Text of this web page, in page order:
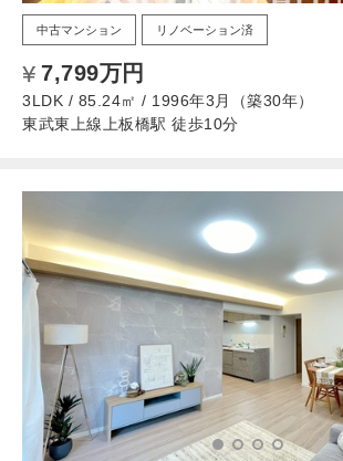
中古マンション リノベーション済
7,799万円
3LDK / 85.24㎡ / 1996年3月（築30年）
東武東上線上板橋駅 徒歩10分